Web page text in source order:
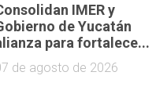
IMER y
de Yucatán
para fortalece...
de agosto de 2026